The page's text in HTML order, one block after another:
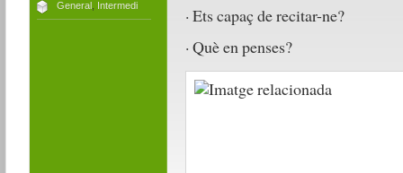
General, Intermedi
· Ets capaç de recitar-ne?
· Què en penses?